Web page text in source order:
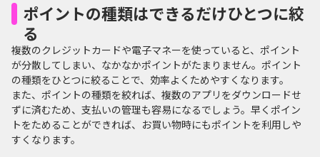
ポイントの種類はできるだけひとつに絞
る
複数のクレジットカードや電子マネーを使っていると、ポイント
が分散してしまい、なかなかポイントがたまりません。ポイント
の種類をひとつに絞ることで、効率よくためやすくなります。
また、ポイントの種類を絞れば、複数のアプリをダウンロードせ
ずに済むため、支払いの管理も容易になるでしょう。早くポイン
トをためることができれば、お買い物時にもポイントを利用しや
すくなります。